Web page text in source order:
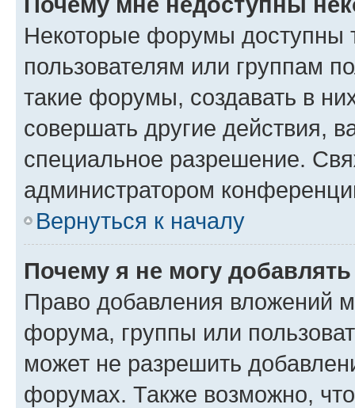
Некоторые форумы доступны
пользователям или группам
такие форумы, создавать в
совершать другие действия,
специальное разрешение.
администратором
Вернуться к началу
Почему я не могу
Право добавления вложений
форума, группы или
может не разрешить
форумах. Также возможно,